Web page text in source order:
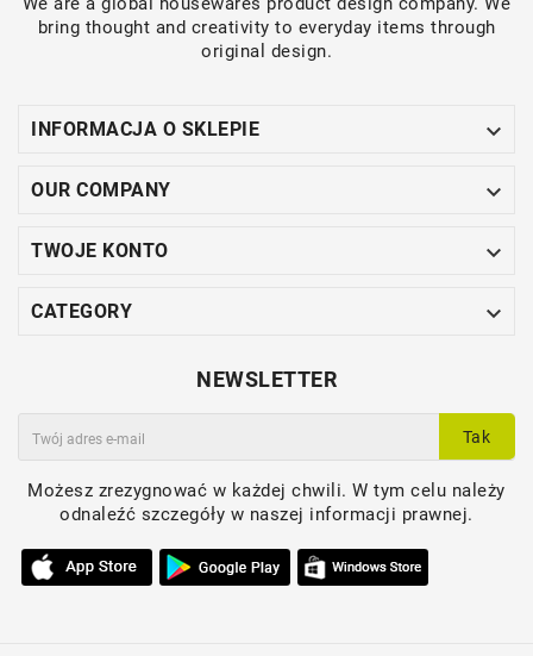
bring thought and creativity to everyday items through
original design.
INFORMACJA O SKLEPIE 
OUR COMPANY 
TWOJE KONTO 
CATEGORY 
NEWSLETTER
Tak
Możesz zrezygnować w każdej chwili. W tym celu należy
odnaleźć szczegóły w naszej informacji prawnej.